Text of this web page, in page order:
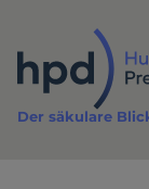
Inhalt
Der säkulare